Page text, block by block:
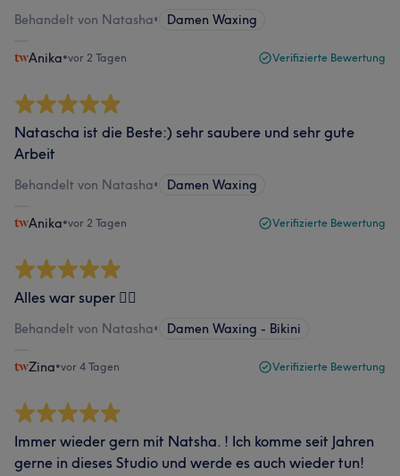
Behandelt von Natasha• Damen Waxing
Anika•vor 2 Tagen Verifizierte Bewertung
Natascha ist die Beste:) sehr saubere und sehr gute
Arbeit
Behandelt von Natasha• Damen Waxing
Anika•vor 2 Tagen Verifizierte Bewertung
Alles war super 👍🏻
Behandelt von Natasha• Damen Waxing - Bikini
Zina•vor 4 Tagen Verifizierte Bewertung
Immer wieder gern mit Natsha. ! Ich komme seit Jahren
gerne in dieses Studio und werde es auch wieder tun!